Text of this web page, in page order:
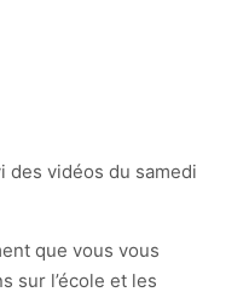
des vidéos du samedi
que vous vous
sur l’école et les